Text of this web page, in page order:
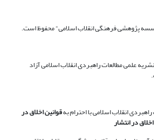
پژوهشی فرهنگی انقلاب اسلامی" محفوظ است.
علمی مطالعات راهبردی انقلاب اسلامی آزاد
انقلاب اسلامی با احترام بهقوانین اخلاق در
در انتشار